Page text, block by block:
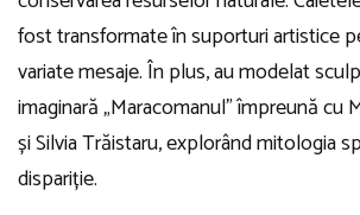
fost transformate în suporturi artistice
variate mesaje. În plus, au modelat
imaginară „Maracomanul” împreună cu
și Silvia Trăistaru, explorând mitologia
dispariție.